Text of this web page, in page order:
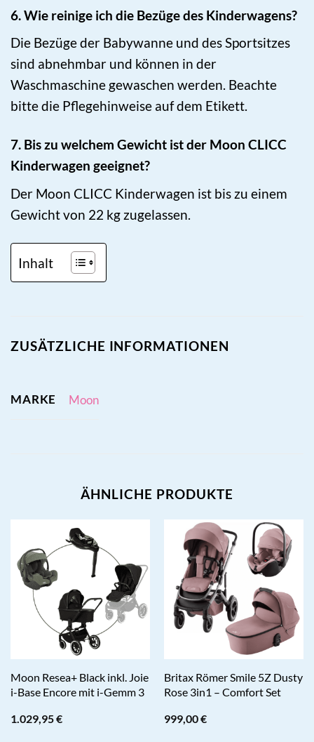
6. Wie reinige ich die Bezüge des Kinderwagens?
Die Bezüge der Babywanne und des Sportsitzes
sind abnehmbar und können in der
Waschmaschine gewaschen werden. Beachte
bitte die Pflegehinweise auf dem Etikett.
7. Bis zu welchem Gewicht ist der Moon CLICC
Kinderwagen geeignet?
Der Moon CLICC Kinderwagen ist bis zu einem
Gewicht von 22 kg zugelassen.
Inhalt
ZUSÄTZLICHE INFORMATIONEN
MARKE Moon
ÄHNLICHE PRODUKTE
Moon Resea+ Black inkl. Joie
i-Base Encore mit i-Gemm 3
1.029,95€
Britax Römer Smile 5Z Dusty
Rose 3in1 – Comfort Set
999,00€